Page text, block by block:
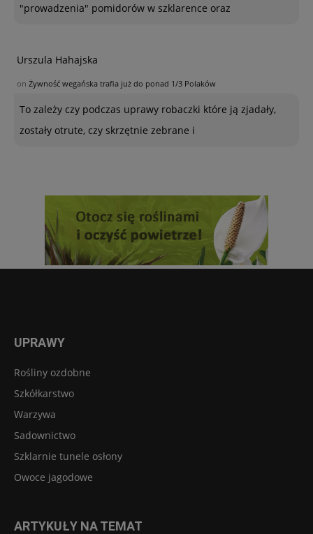
"prowadzenia" pomidorów w szklarence oraz
Urszula Hahajska
on Żywność wegańska trafia już do ponad 1/3 Polaków
To zależy czy podczas uprawy robaczki które ją zjadały,
zostały otrute, czy skrzętnie zebrane i
UPRAWY
Rośliny ozdobne
Szkółkarstwo
Warzywa
Sadownictwo
Szklarnie tunele osłony
Owoce jagodowe
ARTYKUŁY NA TEMAT